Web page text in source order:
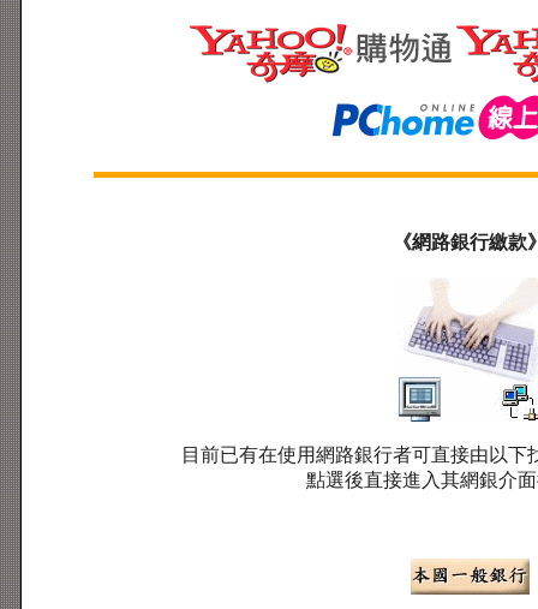
《網路銀行繳款
目前已有在使用網路銀行者可直接由以下
點選後直接進入其網銀介